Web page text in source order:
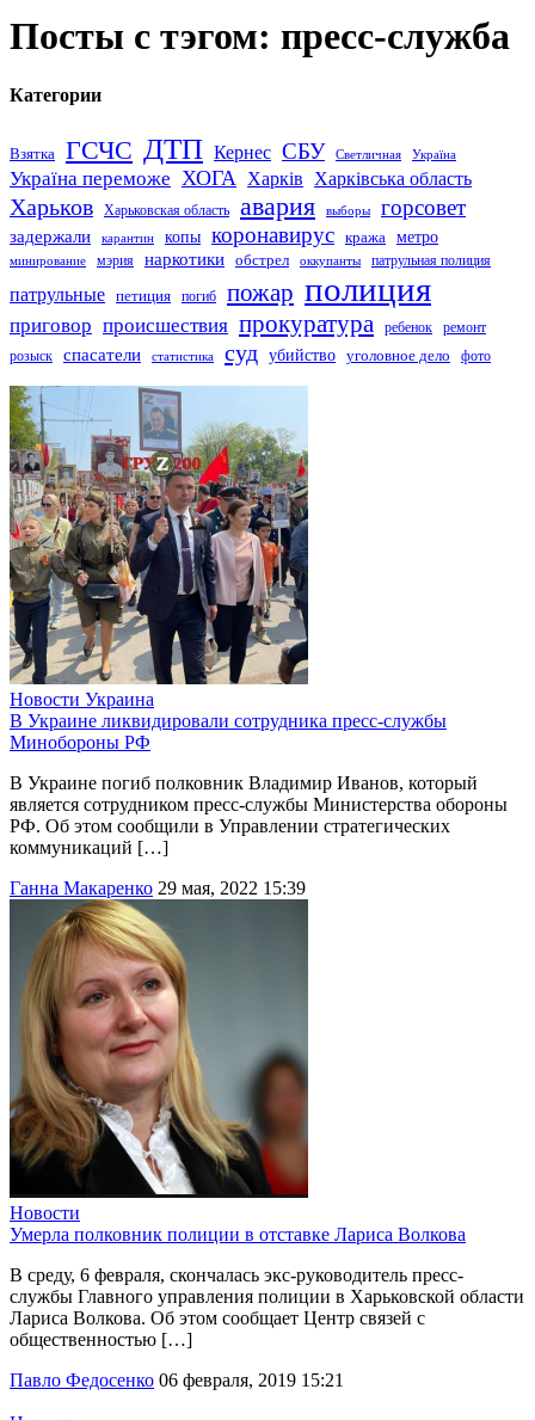
Посты с тэгом: пресс-служба
Категории
Взятка ГСЧС ДТП Кернес СБУ Светличная Україна
Україна переможе ХОГА Харків Харківська область
Харьков Харьковская область авария выборы горсовет
задержали карантин копы коронавирус кража метро
минирование мэрия наркотики обстрел оккупанты патрульная полиция
патрульные петиция погиб пожар полиция
приговор происшествия прокуратура ребенок
ремонт
розыск
спасатели статистика суд убийство уголовное дело фото
Новости Украина
В Украине ликвидировали сотрудника пресс-службы
Минобороны РФ
В Украине погиб полковник Владимир Иванов, который
является сотрудником пресс-службы Министерства обороны
РФ. Об этом сообщили в Управлении стратегических
коммуникаций […]
Ганна Макаренко 29 мая, 2022 15:39
Новости
Умерла полковник полиции в отставке Лариса Волкова
В среду, 6 февраля, скончалась экс-руководитель пресс-
службы Главного управления полиции в Харьковской области
Лариса Волкова. Об этом сообщает Центр связей с
общественностью […]
Павло Федосенко 06 февраля, 2019 15:21